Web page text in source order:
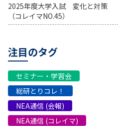
2025年度大学入試 変化と対策
（コレイマNO.45）
注目のタグ
セミナー・学習会
総研とりコレ！
NEA通信 (会報)
NEA通信 (コレイマ)